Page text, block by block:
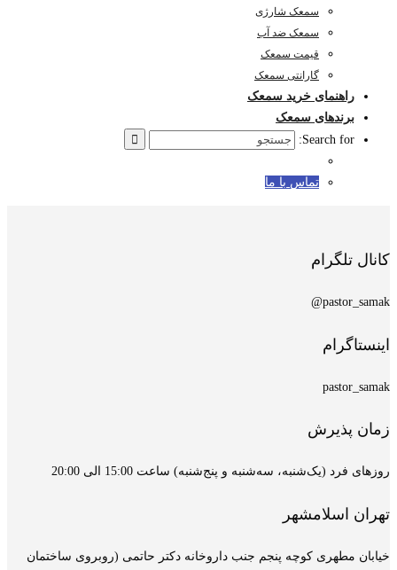
سمعک شارژی
سمعک ضد آب
قیمت سمعک
گارانتی سمعک
راهنمای خرید سمعک
برندهای سمعک
Search for:
تماس با ما
کانال تلگرام
pastor_samak@
اینستاگرام
pastor_samak
زمان پذیرش
روزهای فرد (یک‌شنبه، سه‌شنبه و پنج‌شنبه) ساعت 15:00 الی 20:00
تهران اسلامشهر
خیابان مطهری کوچه پنجم جنب داروخانه دکتر حاتمی (روبروی ساختمان